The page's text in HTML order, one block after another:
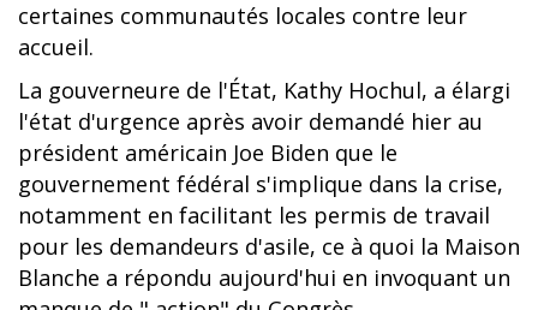
certaines communautés locales contre leur
accueil.
La gouverneure de l'État, Kathy Hochul, a élargi
l'état d'urgence après avoir demandé hier au
président américain Joe Biden que le
gouvernement fédéral s'implique dans la crise,
notamment en facilitant les permis de travail
pour les demandeurs d'asile, ce à quoi la Maison
Blanche a répondu aujourd'hui en invoquant un